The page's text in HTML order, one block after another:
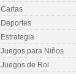
Cartas
Deportes
Estrategia
Juegos para Niños
Juegos de Rol